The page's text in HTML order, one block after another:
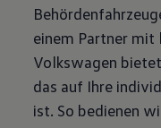
einem Partner mit
Volkswagen
das auf Ihre
ist. So bedienen